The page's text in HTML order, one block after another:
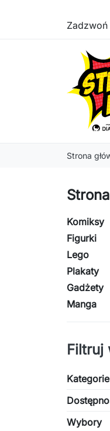
Strona
Komiksy
Figurki
Lego
Plakaty
Gadżety
Manga
Filtruj
Kategorie
Wybory